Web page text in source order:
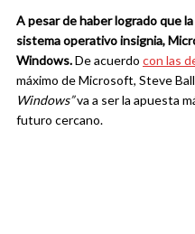
A pesar de haber logrado que
sistema operativo insignia,
Windows.De acuerdo con las
máximo de Microsoft, Steve
Windows”va a ser la apuesta
futuro cercano.